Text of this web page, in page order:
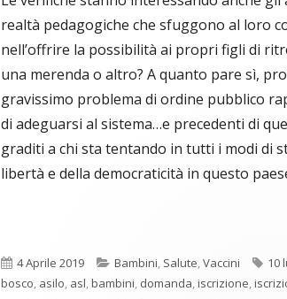
realtà pedagogiche che sfuggono al loro
nell’offrire la possibilità ai propri figli di
una merenda o altro? A quanto pare sì,
gravissimo problema di ordine pubblico
di adeguarsi al sistema…e precedenti di
graditi a chi sta tentando in tutti i modi di
libertà e della democraticità in questo
Pubblicato
4 Aprile 2019 Categorie
Bambini Salute Vaccini Tag
10
bosco asilo asl bambini domanda iscrizione